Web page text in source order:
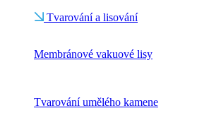
Tvarování a lisování
Membránové vakuové lisy
Tvarování umělého kamene